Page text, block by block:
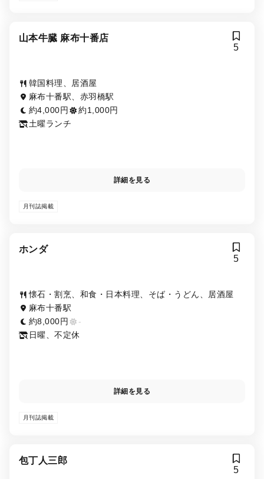
山本牛臓 麻布十番店
5
韓国料理、居酒屋
麻布十番駅、赤羽橋駅
約4,000円
約1,000円
土曜ランチ
詳細を見る
月刊誌掲載
ホンダ
5
懐石・割烹、和食・日本料理、そば・うどん、居酒屋
麻布十番駅
約8,000円
-
日曜、不定休
詳細を見る
月刊誌掲載
包丁人三郎
5